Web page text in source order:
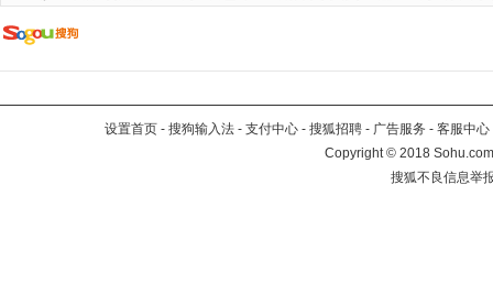
设置首页 - 搜狗输入法 - 支付中心 - 搜狐招聘 - 广告服务 - 客服中心
Copyright©2018
搜狐不良信息举